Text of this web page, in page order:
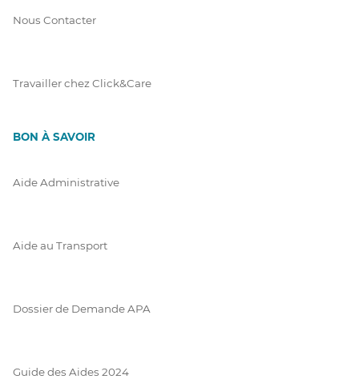
Nous Contacter
Travailler chez Click&Care
BON À SAVOIR
Aide Administrative
Aide au Transport
Dossier de Demande APA
Guide des Aides 2024